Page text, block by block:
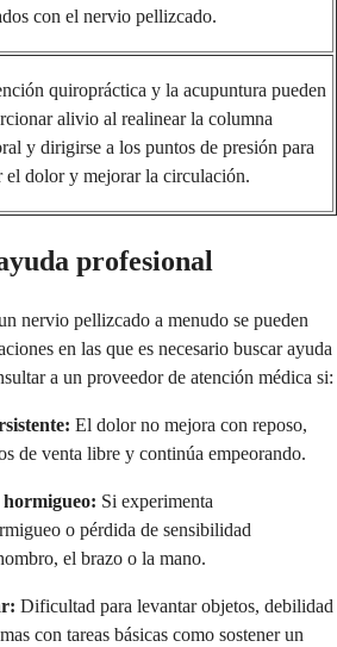
con el nervio pellizcado.
quiropráctica y la acupuntura pueden
alivio al realinear la columna
y dirigirse a los puntos de presión para
el dolor y mejorar la circulación.
profesional
nervio pellizcado a menudo se pueden
en las que es necesario buscar ayuda
a un proveedor de atención médica si:
El dolor no mejora con reposo,
de venta libre y continúa empeorando.
Si experimenta
o pérdida de sensibilidad
el brazo o la mano.
Dificultad para levantar objetos, debilidad
con tareas básicas como sostener un